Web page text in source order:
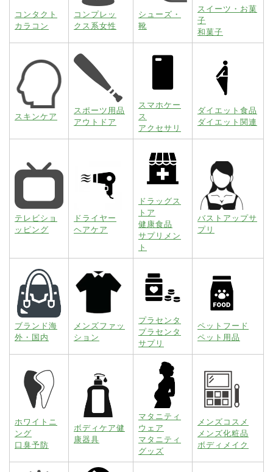
コンタクト
カラコン
コンプレッ
クス系女性
シューズ・
靴
スイーツ・お菓
子
和菓子
スキンケア
スポーツ用品
アウトドア
スマホケー
ス
アクセサリ
ダイエット食品
ダイエット関連
テレビショ
ッピング
ドライヤー
ヘアケア
ドラッグス
トア
健康食品
サプリメン
ト
バストアップサ
プリ
ブランド海
外・国内
メンズファッ
ション
プラセンタ
プラセンタ
サプリ
ペットフード
ペット用品
ホワイトニ
ング
口臭予防
ボディケア健
康器具
マタニティ
ウェア
マタニティ
グッズ
メンズコスメ
メンズ化粧品
ボディメイク